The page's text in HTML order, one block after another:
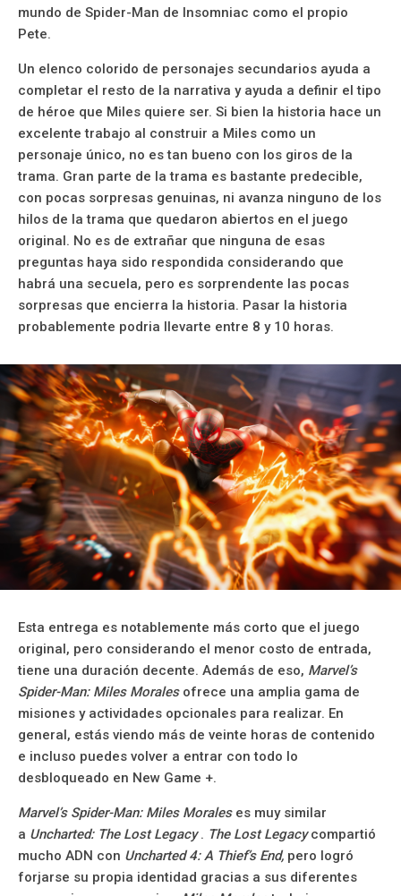
mundo de Spider-Man de Insomniac como el propio
Pete.
Un elenco colorido de personajes secundarios ayuda a
completar el resto de la narrativa y ayuda a definir el tipo
de héroe que Miles quiere ser. Si bien la historia hace un
excelente trabajo al construir a Miles como un
personaje único, no es tan bueno con los giros de la
trama. Gran parte de la trama es bastante predecible,
con pocas sorpresas genuinas, ni avanza ninguno de los
hilos de la trama que quedaron abiertos en el juego
original. No es de extrañar que ninguna de esas
preguntas haya sido respondida considerando que
habrá una secuela, pero es sorprendente las pocas
sorpresas que encierra la historia. Pasar la historia
probablemente podria llevarte entre 8 y 10 horas.
Esta entrega es notablemente más corto que el juego
original, pero considerando el menor costo de entrada,
tiene una duración decente. Además de eso, Marvel’s
Spider-Man: Miles Moralesofrece una amplia gama de
misiones y actividades opcionales para realizar. En
general, estás viendo más de veinte horas de contenido
e incluso puedes volver a entrar con todo lo
desbloqueado en New Game +.
Marvel’s Spider-Man: Miles Moraleses muy similar
a Uncharted: The Lost Legacy. The Lost Legacycompartió
mucho ADN con Uncharted 4: A Thief’s End, pero logró
forjarse su propia identidad gracias a sus diferentes